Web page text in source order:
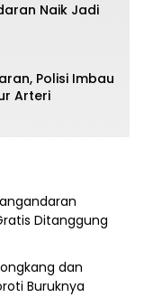
Naik Jadi
Polisi Imbau
Arteri
Ditanggung
dan
Buruknya